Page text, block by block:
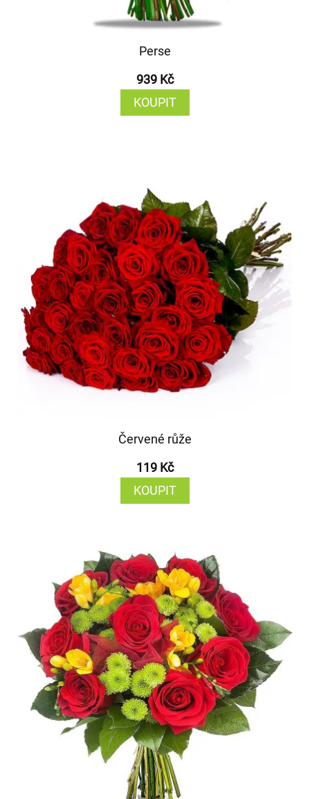
Perse
939 Kč
KOUPIT
Červené růže
119 Kč
KOUPIT